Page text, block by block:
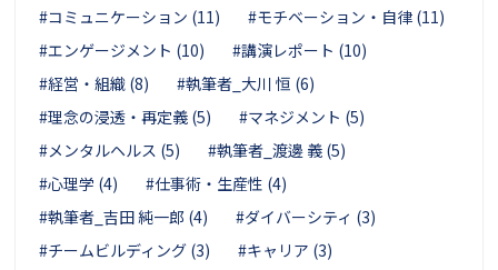
#コミュニケーション (11)
#モチベーション・自律 (11)
#エンゲージメント (10)
#講演レポート (10)
#経営・組織 (8)
#執筆者_大川 恒 (6)
#理念の浸透・再定義 (5)
#マネジメント (5)
#メンタルヘルス (5)
#執筆者_渡邊 義 (5)
#心理学 (4)
#仕事術・生産性 (4)
#執筆者_吉田 純一郎 (4)
#ダイバーシティ (3)
#チームビルディング (3)
#キャリア (3)